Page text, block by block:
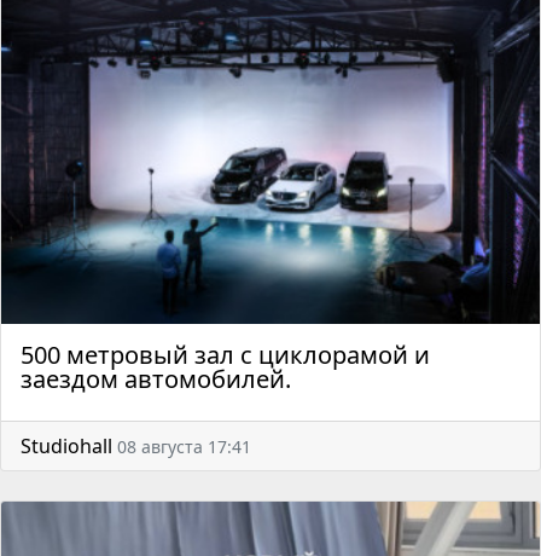
500 метровый зал с циклорамой и
заездом автомобилей.
Studiohall 08 августа 17:41